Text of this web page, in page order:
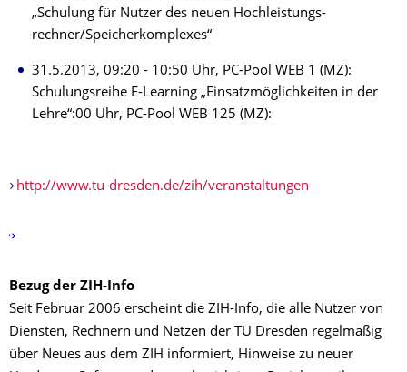
„Schulung für Nutzer des neuen Hochleistungs-
rechner/Speicherkomplexes“
31.5.2013, 09:20 - 10:50 Uhr, PC-Pool WEB 1 (MZ):
Schulungsreihe E-Learning „Einsatzmöglichkeiten in der
Lehre“:00 Uhr, PC-Pool WEB 125 (MZ):
http://www.tu-dresden.de/zih/veranstaltungen
Bezug der ZIH-Info
Seit Februar 2006 erscheint die ZIH-Info, die alle Nutzer von
Diensten, Rechnern und Netzen der TU Dresden regelmäßig
über Neues aus dem ZIH informiert, Hinweise zu neuer